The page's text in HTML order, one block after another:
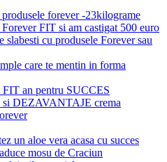
forever -23kilograme
FIT si am castigat 500 euro
slabesti cu produsele Forever sau
care te mentin in forma
FIT an pentru SUCCES
DEZAVANTAJE crema
un aloe vera acasa cu succes
mosu de Craciun